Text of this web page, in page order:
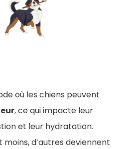
où les chiens peuvent
, ce qui impacte leur
et leur hydratation.
d’autres deviennent